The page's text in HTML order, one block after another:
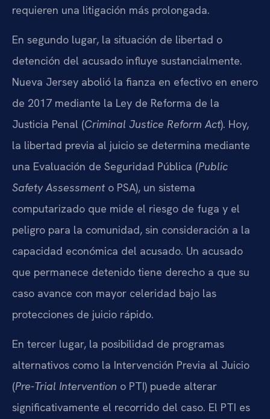
requieren una litigación más prolongada.
En segundo lugar, la situación de libertad o
detención del acusado influye sustancialmente.
Nueva Jersey abolió la fianza en efectivo en enero
de 2017 mediante la Ley de Reforma de la
Justicia Penal (Criminal Justice Reform Act). Hoy,
la libertad previa al juicio se determina mediante
una Evaluación de Seguridad Pública (Public
Safety Assessmento PSA), un sistema
computarizado que mide el riesgo de fuga y el
peligro para la comunidad, sin consideración a la
capacidad económica del acusado. Un acusado
que permanece detenido tiene derecho a que su
caso avance con mayor celeridad bajo las
protecciones de juicio rápido.
En tercer lugar, la posibilidad de programas
alternativos como la Intervención Previa al Juicio
(Pre-Trial Intervention o PTI) puede alterar
significativamente el recorrido del caso. El PTI es